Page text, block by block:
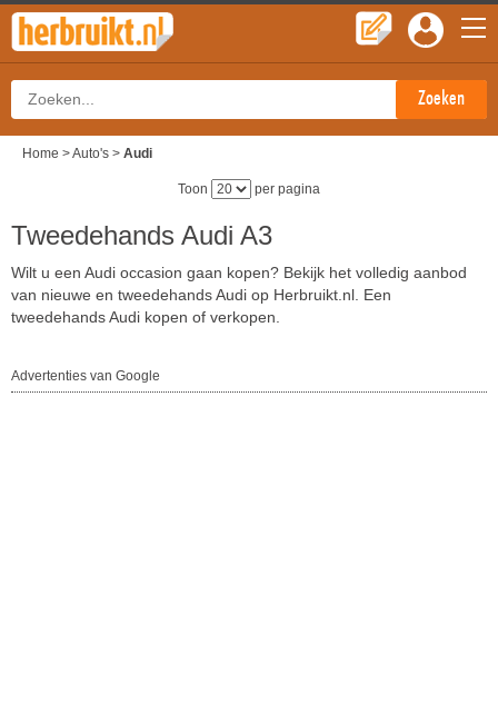
Home >Auto's > Audi
Toon per pagina
Tweedehands Audi A3
Wilt u een Audi occasion gaan kopen? Bekijk het volledig aanbod
van nieuwe en tweedehands Audi op Herbruikt.nl. Een
tweedehands Audi kopen of verkopen.
Advertenties van Google